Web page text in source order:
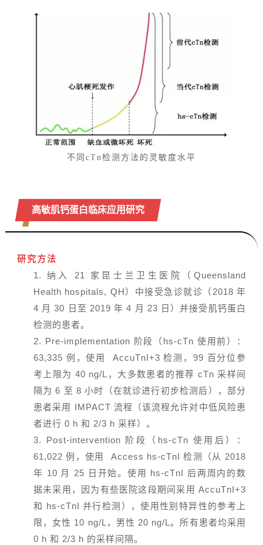
不同cTn检测方法的灵敏度水平
高敏肌钙蛋白临床应用研究
研究方法
1. 纳入 21 家昆士兰卫生医院（Queensland
Health hospitals, QH）中接受急诊就诊（2018 年
4 月 30 日至 2019 年 4 月 23 日）并接受肌钙蛋白
检测的患者。
2. Pre-implementation 阶段（hs-cTn 使用前）：
63,335 例，使用 AccuTnI+3 检测，99 百分位参
考上限为 40 ng/L，大多数患者的推荐 cTn 采样间
隔为 6 至 8 小时（在就诊进行初步检测后），部分
患者采用 IMPACT 流程（该流程允许对中低风险患
者进行 0 h 和 2/3 h 采样）。
3. Post-intervention 阶段（hs-cTn 使用后）：
61,022 例，使用 Access hs-cTnI 检测（从 2018
年 10 月 25 日开始。使用 hs-cTnI 后两周内的数
据未采用，因为有些医院这段期间采用 AccuTnI+3
和 hs-cTnI 并行检测），使用性别特异性的参考上
限，女性 10 ng/L，男性 20 ng/L。所有患者均采用
0 h 和 2/3 h 的采样间隔。